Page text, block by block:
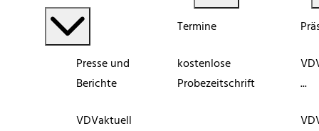
Presse und
Berichte
VDVaktuell
Termine
kostenlose
Probezeitschrift
...